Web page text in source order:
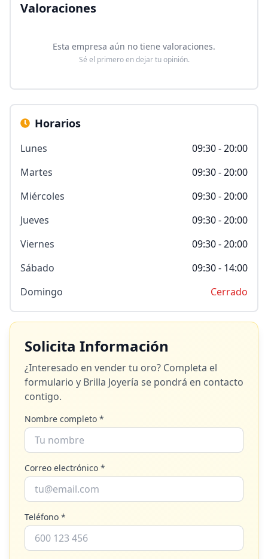
Valoraciones
Esta empresa aún no tiene valoraciones.
Sé el primero en dejar tu opinión.
Horarios
Lunes
09:30 - 20:00
Martes
09:30 - 20:00
Miércoles
09:30 - 20:00
Jueves
09:30 - 20:00
Viernes
09:30 - 20:00
Sábado
09:30 - 14:00
Domingo
Cerrado
Solicita Información
¿Interesado en vender tu oro? Completa el
formulario y Brilla Joyería se pondrá en contacto
contigo.
Nombre completo *
Correo electrónico *
Teléfono *